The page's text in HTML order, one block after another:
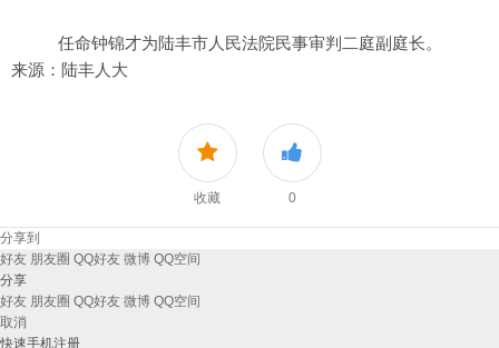
任命钟锦才为陆丰市人民法院民事审判二庭副庭长。
来源：陆丰人大
收藏 0
分享到
好友 朋友圈 QQ好友 微博 QQ空间
分享
好友 朋友圈 QQ好友 微博 QQ空间
取消
快速手机注册